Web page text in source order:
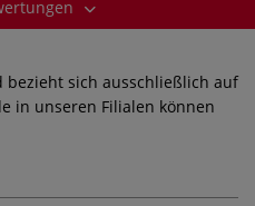
bezieht sich ausschließlich auf
in unseren Filialen können